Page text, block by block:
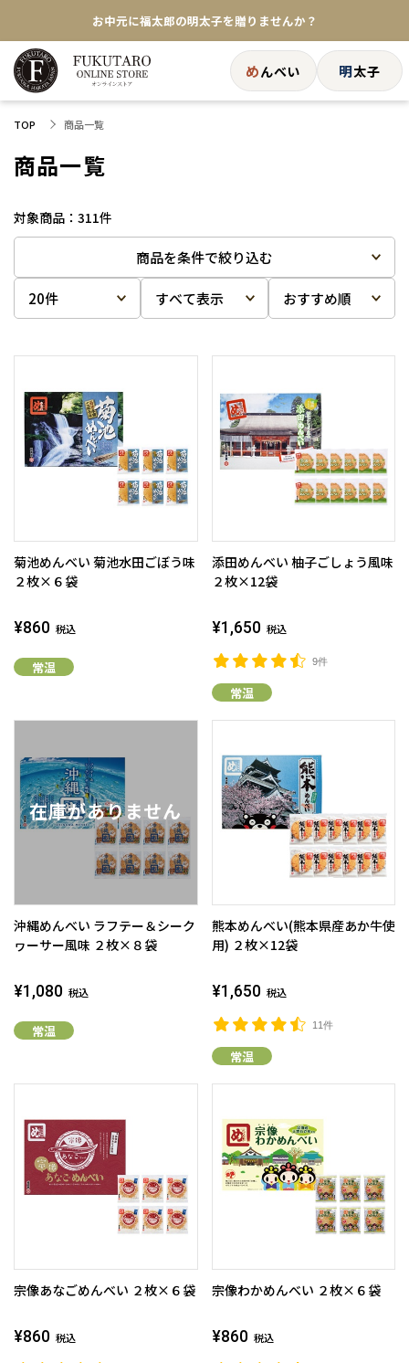
お中元に福太郎の明太子を贈りませんか？
★めんべい25周年記念商品が登場★
【色々な味を試したい方へ】ポストイン！めんべい
めんべい 明太子
TOP 商品一覧
商品一覧
商品を条件で絞り込む
311件
菊池めんべい 菊池水田ごぼう味
２枚×６袋
¥860 税込
常温
添田めんべい 柚子ごしょう風味
２枚×12袋
9件
¥1,650 税込
常温
沖縄めんべい ラフテー＆シーク
ヮーサー風味 ２枚×８袋
¥1,080 税込
常温
熊本めんべい(熊本県産あか牛使
用) ２枚×12袋
11件
¥1,650 税込
常温
宗像あなごめんべい ２枚×６袋
¥860 税込
宗像わかめんべい ２枚×６袋
¥860 税込